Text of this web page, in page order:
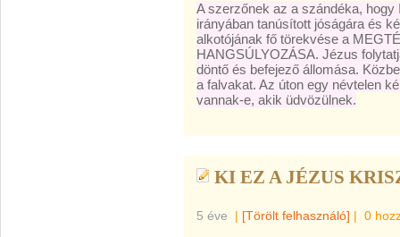
A szerzőnek az a szándéka,
irányában tanúsított jóságára és
alkotójának fő törekvése a
HANGSÚLYOZÁSA. Jézus
döntő és befejező állomása.
a falvakat. Az úton egy névtelen
vannak-e, akik üdvözülnek.
KI EZ A JÉZUS
5 éve | [Törölt felhasználó] | 0